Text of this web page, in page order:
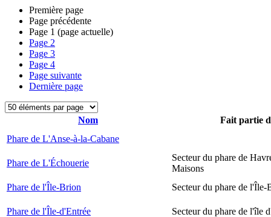
Première page
Page précédente
Page 1 (page actuelle)
Page 2
Page 3
Page 4
Page suivante
Dernière page
Nom
Fait partie
Phare de L'Anse-à-la-Cabane
Phare de L'Échouerie
Secteur du phare de
Maisons
Phare de l'Île-Brion
Secteur du phare de l'Île-
Phare de l'Île-d'Entrée Secteur du phare de l'île